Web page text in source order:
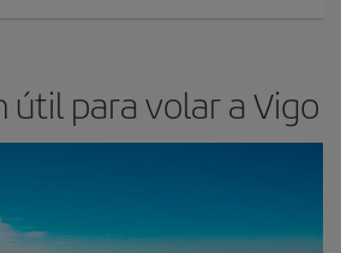
para volar a Vigo